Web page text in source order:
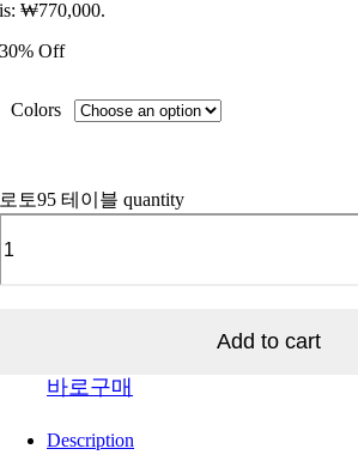
is: ₩770,000.
30% Off
Colors
로토95 테이블 quantity
Add to cart
바로구매
Description